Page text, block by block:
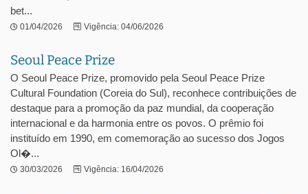
bet...
01/04/2026 Vigência: 04/06/2026
Seoul Peace Prize
O Seoul Peace Prize, promovido pela Seoul Peace Prize
Cultural Foundation (Coreia do Sul), reconhece contribuições de
destaque para a promoção da paz mundial, da cooperação
internacional e da harmonia entre os povos. O prêmio foi
instituído em 1990, em comemoração ao sucesso dos Jogos
Ol�...
30/03/2026 Vigência: 16/04/2026